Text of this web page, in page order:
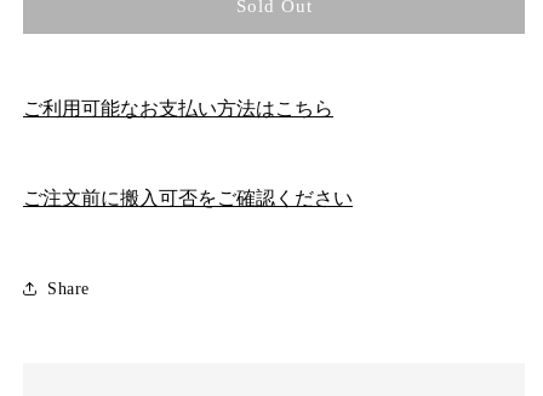
Sold Out
ご利用可能なお支払い方法はこちら
ご注文前に搬入可否をご確認ください
Share